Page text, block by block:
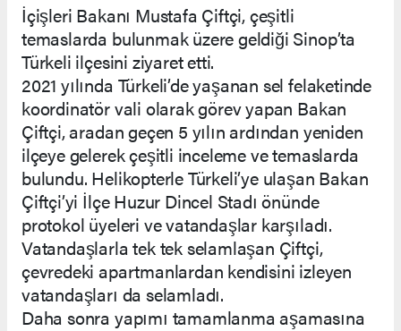
İçişleri Bakanı Mustafa Çiftçi, çeşitli
temaslarda bulunmak üzere geldiği Sinop’ta
Türkeli ilçesini ziyaret etti.
2021 yılında Türkeli’de yaşanan sel felaketinde
koordinatör vali olarak görev yapan Bakan
Çiftçi, aradan geçen 5 yılın ardından yeniden
ilçeye gelerek çeşitli inceleme ve temaslarda
bulundu. Helikopterle Türkeli’ye ulaşan Bakan
Çiftçi’yi İlçe Huzur Dincel Stadı önünde
protokol üyeleri ve vatandaşlar karşıladı.
Vatandaşlarla tek tek selamlaşan Çiftçi,
çevredeki apartmanlardan kendisini izleyen
vatandaşları da selamladı.
Daha sonra yapımı tamamlanma aşamasına